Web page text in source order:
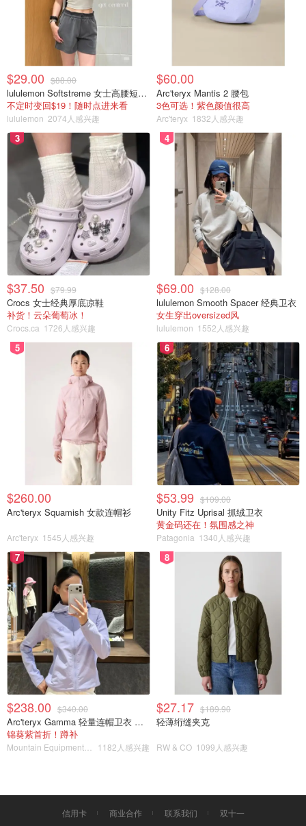
$29.00 $88.00
lululemon Softstreme 女士高腰短裤 10cm
不定时变回$19！随时点进来看
lululemon 2074人感兴趣
$60.00
Arc'teryx Mantis 2 腰包
3色可选！紫色颜值很高
Arc'teryx 1832人感兴趣
3
$37.50 $79.99
Crocs 女士经典厚底凉鞋
补货！云朵葡萄冰！
Crocs.ca 1726人感兴趣
4
$69.00 $128.00
lululemon Smooth Spacer 经典卫衣
女生穿出oversized风
lululemon 1552人感兴趣
5
$260.00
Arc'teryx Squamish 女款连帽衫
Arc'teryx 1545人感兴趣
6
$53.99 $109.00
Unity Fitz Uprisal 抓绒卫衣
黄金码还在！氛围感之神
Patagonia 1340人感兴趣
7
$238.00 $340.00
Arc'teryx Gamma 轻量连帽卫衣 女款
锦葵紫首折！蹲补
1182人感兴趣
8
$27.17 $189.90
轻薄绗缝夹克
RW & CO 1099人感兴趣
信用卡 商业合作 联系我们
双十一